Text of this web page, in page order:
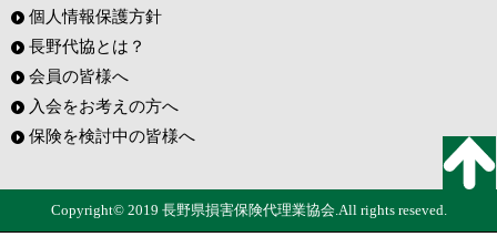
個人情報保護方針
長野代協とは？
会員の皆様へ
入会をお考えの方へ
保険を検討中の皆様へ
Copyright© 2019 長野県損害保険代理業協会.All rights reseved.